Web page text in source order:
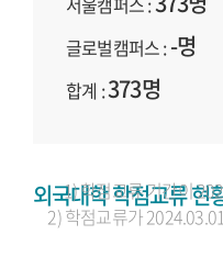
글로벌캠퍼스 :-명
합계 :373명
외국대학 학점교류 현
1) 학점교류 기간이
2) 학점교류가